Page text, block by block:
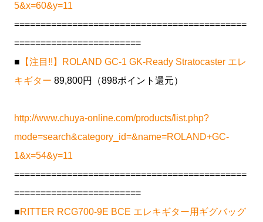
5&x=60&y=11
============================================
========================
■ 【注目!!】ROLAND GC-1 GK-Ready Stratocaster エレ
キギター 89,800円（898ポイント還元）
http://www.chuya-online.com/products/list.php?
mode=search&category_id=&name=ROLAND+GC-
1&x=54&y=11
============================================
========================
■RITTER RCG700-9E BCE エレキギター用ギグバッグ